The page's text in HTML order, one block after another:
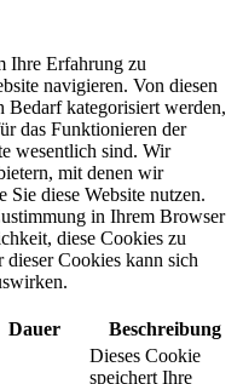
Ihre Erfahrung zu
navigieren. Von diesen
Bedarf kategorisiert werden,
das Funktionieren der
wesentlich sind. Wir
mit denen wir
Sie diese Website nutzen.
in Ihrem Browser
diese Cookies zu
Cookies kann sich
Dauer
Beschreibung
Dieses Cookie
speichert Ihre